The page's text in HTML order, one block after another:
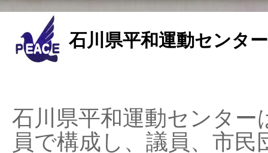
石川県平和運動センタ
石川県平和運動センタ
員で構成し、議員、市